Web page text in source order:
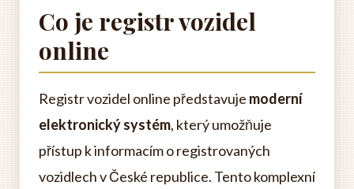
Co je registr vozidel
online
Registr vozidel online představuje moderní
elektronický systém, který umožňuje
přístup k informacím o registrovaných
vozidlech v České republice. Tento komplexní